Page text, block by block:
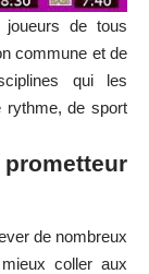
de tous
commune et de
qui les
rythme, de sport
de nombreux
coller aux